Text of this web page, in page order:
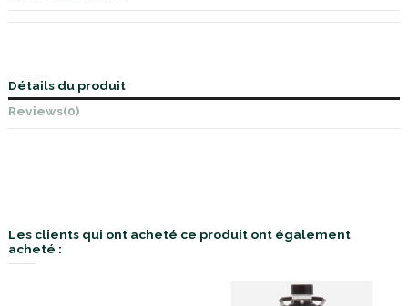
Détails du produit
Reviews(0)
Les clients qui ont acheté ce produit ont également
acheté :